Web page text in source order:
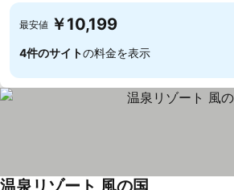
最安値 ￥10,199
4件のサイトの料金を表示
温泉リゾート 風の国